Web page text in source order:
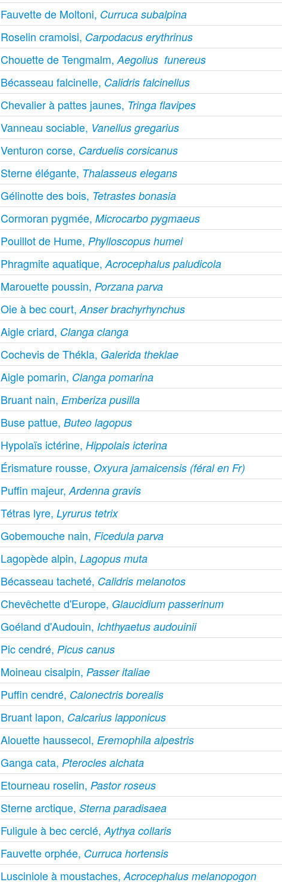
Fauvette de Moltoni, Curruca subalpina
Roselin cramoisi, Carpodacus erythrinus
Chouette de Tengmalm,Aegolius funereus
Bécasseau falcinelle, Calidris falcinellus
Chevalier à pattes jaunes, Tringa flavipes
Vanneau sociable, Vanellus gregarius
Venturon corse, Carduelis corsicanus
Sterne élégante, Thalasseus elegans
Gélinotte des bois, Tetrastes bonasia
Cormoran pygmée,Microcarbo pygmaeus
Pouillot de Hume,Phylloscopus humei
Phragmite aquatique,Acrocephalus paludicola
Marouette poussin,Porzana parva
Oie à bec court,Anser brachyrhynchus
Aigle criard, Clanga clanga
Cochevis de Thékla, Galerida theklae
Aigle pomarin, Clanga pomarina
Bruant nain,Emberiza pusilla
Buse pattue,Buteo lagopus
Hypolaïs ictérine,Hippolais icterina
Érismature rousse, Oxyura jamaicensis (féral en Fr)
Puffin majeur,Ardenna gravis
Tétras lyre,Lyrurus tetrix
Gobemouche nain,Ficedula parva
Lagopède alpin,Lagopus muta
Bécasseau tacheté, Calidris melanotos
Chevêchette d'Europe, Glaucidium passerinum
Goéland d'Audouin, Ichthyaetus audouinii
Pic cendré,Picus canus
Moineau cisalpin,Passer italiae
Puffin cendré, Calonectris borealis
Bruant lapon, Calcarius lapponicus
Alouette haussecol,Eremophila alpestris
Ganga cata,Pterocles alchata
Etourneau roselin,Pastor roseus
Sterne arctique,Sterna paradisaea
Fuligule à bec cerclé,Aythya collaris
Fauvette orphée, Curruca hortensis
Lusciniole à moustaches,Acrocephalus melanopogon